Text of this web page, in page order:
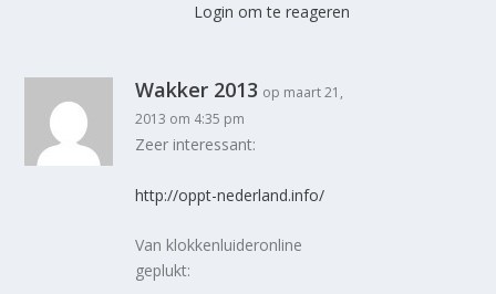
Login om te reageren
Wakker 2013 op maart 21,
2013 om 4:35 pm
Zeer interessant:
http://oppt-nederland.info/
Van klokkenluideronline
geplukt: